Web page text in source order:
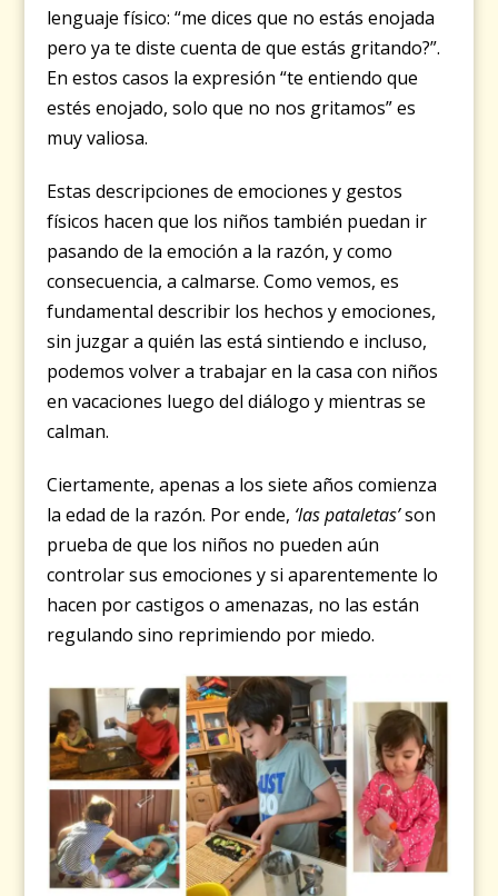
lenguaje físico: “me dices que no estás enojada
pero ya te diste cuenta de que estás gritando?”.
En estos casos la expresión “te entiendo que
estés enojado, solo que no nos gritamos” es
muy valiosa.
Estas descripciones de emociones y gestos
físicos hacen que los niños también puedan ir
pasando de la emoción a la razón, y como
consecuencia, a calmarse. Como vemos, es
fundamental describir los hechos y emociones,
sin juzgar a quién las está sintiendo e incluso,
podemos volver a trabajar en la casa con niños
en vacaciones luego del diálogo y mientras se
calman.
Ciertamente, apenas a los siete años comienza
la edad de la razón. Por ende, ‘las pataletas’son
prueba de que los niños no pueden aún
controlar sus emociones y si aparentemente lo
hacen por castigos o amenazas, no las están
regulando sino reprimiendo por miedo.